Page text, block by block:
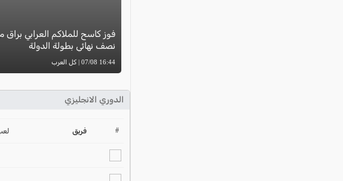
فوز كاسح للملاكم العرابي براق
نصف نهائي بطولة الدولة
16:44 07/08 | كل العرب
الدوري الانجليزي
# فريق